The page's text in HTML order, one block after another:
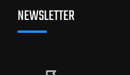
NEWSLETTER